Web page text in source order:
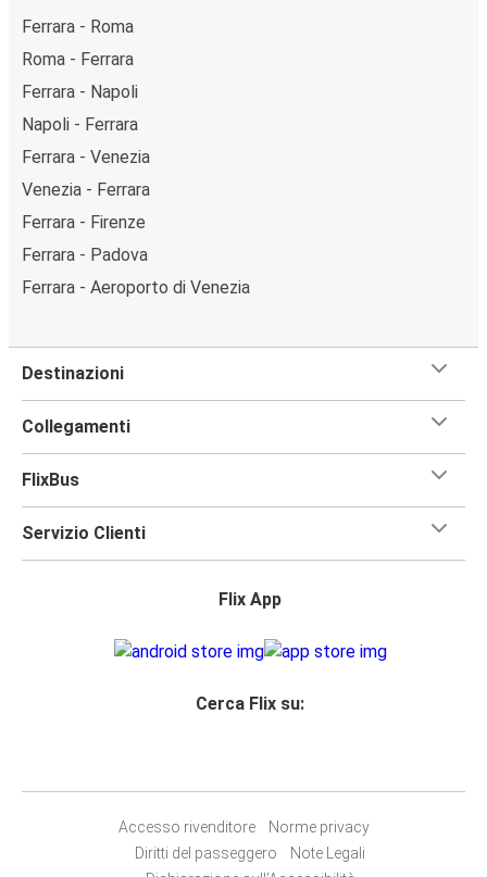
Ferrara - Roma
Roma - Ferrara
Ferrara - Napoli
Napoli - Ferrara
Ferrara - Venezia
Venezia - Ferrara
Ferrara - Firenze
Ferrara - Padova
Ferrara - Aeroporto di Venezia
Destinazioni
Collegamenti
FlixBus
Servizio Clienti
Flix App
Cerca Flix su:
Accesso rivenditore
Norme privacy
Diritti del passeggero
Note Legali